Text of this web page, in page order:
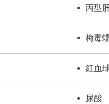
丙型
梅毒
紅血
尿酸